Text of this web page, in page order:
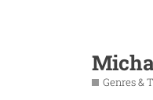
Genres &